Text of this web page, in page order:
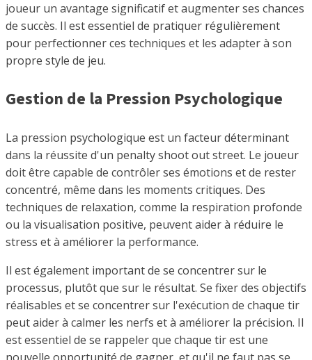
joueur un avantage significatif et augmenter ses chances
de succès. Il est essentiel de pratiquer régulièrement
pour perfectionner ces techniques et les adapter à son
propre style de jeu.
Gestion de la Pression Psychologique
La pression psychologique est un facteur déterminant
dans la réussite d'un penalty shoot out street. Le joueur
doit être capable de contrôler ses émotions et de rester
concentré, même dans les moments critiques. Des
techniques de relaxation, comme la respiration profonde
ou la visualisation positive, peuvent aider à réduire le
stress et à améliorer la performance.
Il est également important de se concentrer sur le
processus, plutôt que sur le résultat. Se fixer des objectifs
réalisables et se concentrer sur l'exécution de chaque tir
peut aider à calmer les nerfs et à améliorer la précision. Il
est essentiel de se rappeler que chaque tir est une